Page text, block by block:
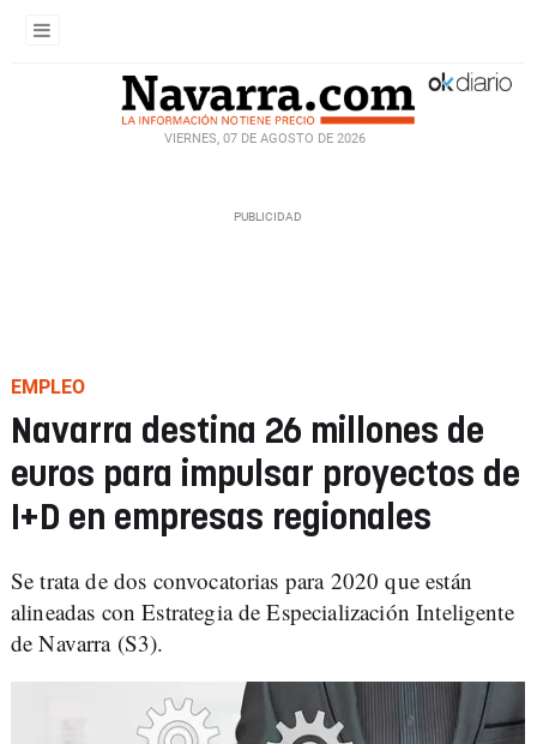
VIERNES, 07 DE AGOSTO DE 2026
EMPLEO
Navarra destina 26 millones de
euros para impulsar proyectos de
I+D en empresas regionales
Se trata de dos convocatorias para 2020 que están
alineadas con Estrategia de Especialización Inteligente
de Navarra (S3).